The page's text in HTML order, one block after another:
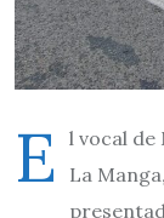
E
l vocal de
La